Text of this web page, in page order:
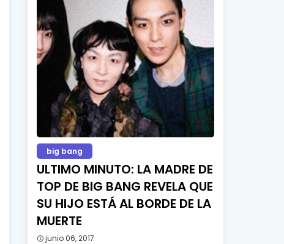
big bang
ULTIMO MINUTO: LA MADRE DE
TOP DE BIG BANG REVELA QUE
SU HIJO ESTÁ AL BORDE DE LA
MUERTE
junio 06, 2017